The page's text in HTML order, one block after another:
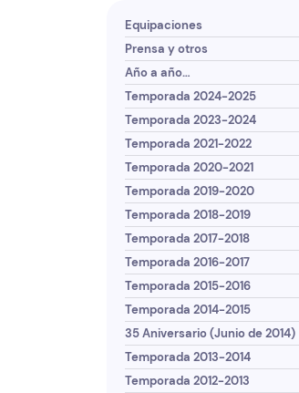
Equipaciones
Prensa y otros
Año a año…
Temporada 2024-2025
Temporada 2023-2024
Temporada 2021-2022
Temporada 2020-2021
Temporada 2019-2020
Temporada 2018-2019
Temporada 2017-2018
Temporada 2016-2017
Temporada 2015-2016
Temporada 2014-2015
35 Aniversario (Junio de 2014)
Temporada 2013-2014
Temporada 2012-2013